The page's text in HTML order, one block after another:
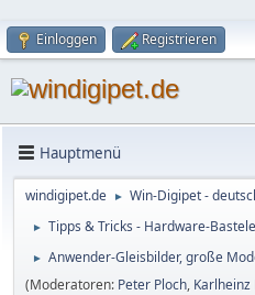
Einloggen Registrieren
Hauptmenü
windigipet.de ► Win-Digipet -
► Tipps & Tricks - Hardware-
►
Anwender-Gleisbilder, große
(Moderatoren: Peter Ploch,